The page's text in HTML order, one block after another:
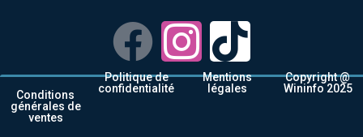
Conditions
générales de
ventes
Politique de
confidentialité
Mentions
légales
Copyright @
Wininfo 2025